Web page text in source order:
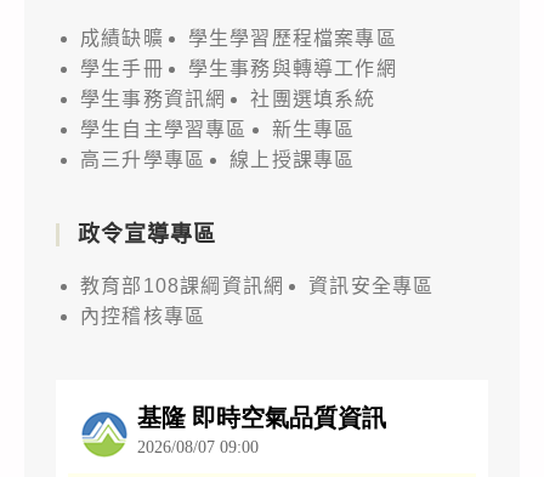
成績缺曠
學生學習歷程檔案專區
學生手冊
學生事務與轉導工作網
學生事務資訊網
社團選填系統
學生自主學習專區
新生專區
高三升學專區
線上授課專區
政令宣導專區
教育部108課綱資訊網
資訊安全專區
內控稽核專區